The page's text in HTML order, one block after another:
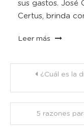
sus gastos. José
Certus, brinda
Leer más
de
entradas
¿Cuál es la
5 razones